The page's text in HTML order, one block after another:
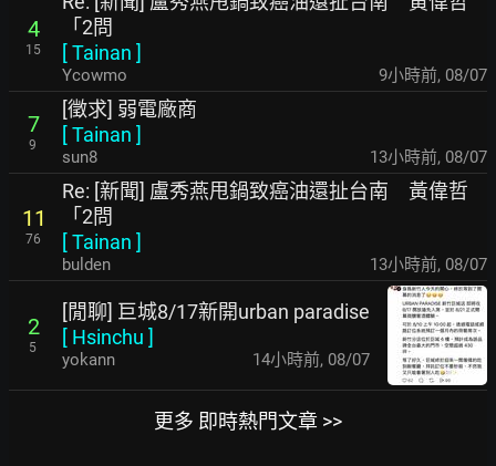
4
15
「2問
[Tainan ]
Ycowmo 9小時前, 08/07
7
9
[徵求] 弱電廠商
[Tainan ]
sun8 13小時前, 08/07
11
76
Re: [新聞] 盧秀燕甩鍋致癌油還扯台南 黃偉哲
「2問
[Tainan ]
bulden 13小時前, 08/07
2
5
[閒聊] 巨城8/17新開urban paradise
[ Hsinchu ]
yokann 14小時前, 08/07
更多 即時熱門文章 >>